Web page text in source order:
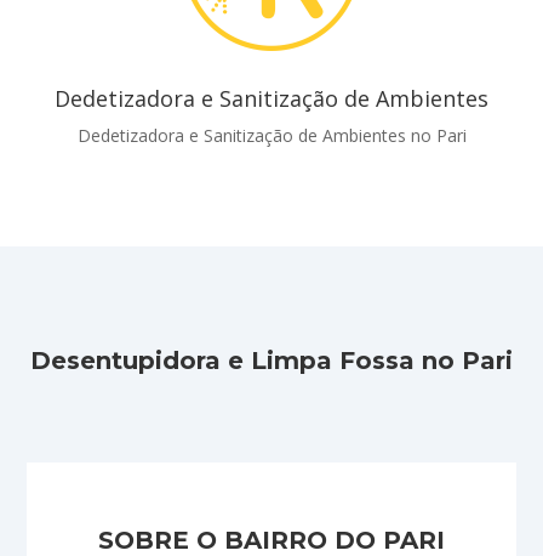
Dedetizadora e Sanitização de Ambientes
Dedetizadora e Sanitização de Ambientes no Pari
Desentupidora e Limpa Fossa no Pari
SOBRE O BAIRRO DO PARI